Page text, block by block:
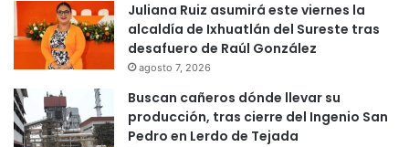
Juliana Ruiz asumirá este viernes la
alcaldía de Ixhuatlán del Sureste tras
desafuero de Raúl González
agosto 7, 2026
Buscan cañeros dónde llevar su
producción, tras cierre del Ingenio San
Pedro en Lerdo de Tejada